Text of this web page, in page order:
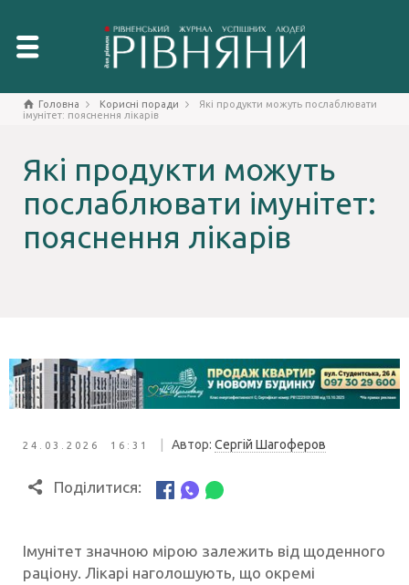
Головна Корисні поради
Які продукти можуть послаблювати
імунітет: пояснення лікарів
Які продукти можуть
послаблювати імунітет:
пояснення лікарів
24.03.2026 16:31 Автор: Сергій Шагоферов
Поділитися:
Імунітет значною мірою залежить від щоденного
раціону. Лікарі наголошують, що окремі